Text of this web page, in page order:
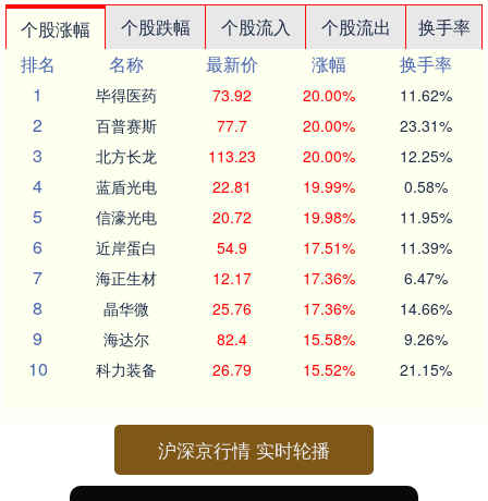
个股涨幅 个股跌幅 个股流入 个股流出
换手率
排名
名称 最新价 涨幅
换手率
1
毕得医药 73.92 20.00% 11.62%
2 百普赛斯 77.7 20.00% 23.31%
3 北方长龙 113.23 20.00% 12.25%
4 蓝盾光电 22.81 19.99% 0.58%
5 信濠光电 20.72 19.98% 11.95%
6 近岸蛋白 54.9 17.51% 11.39%
7 海正生材 12.17 17.36% 6.47%
8 晶华微 25.76 17.36% 14.66%
9 海达尔 82.4 15.58% 9.26%
10 科力装备 26.79 15.52% 21.15%
沪深京行情 实时轮播